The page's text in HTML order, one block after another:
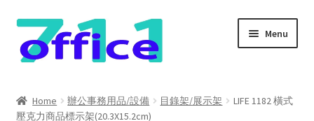
Skip
to
navigation
Skip
to
content
Menu
Home 辦公事務用品/設備 目錄架/展示架
LIFE 1182 橫式
壓克力商品標示架(20.3X15.2cm)